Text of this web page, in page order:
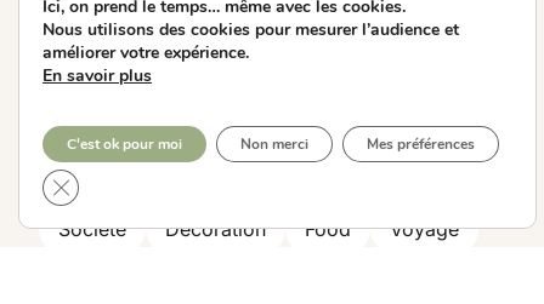
By Mila By Mamzelle Zèbre
Bien-être Vie de couple Maison
Famille
Société Décoration Food Voyage
Ici, on prend le temps… même avec les cookies.
Nous utilisons des cookies pour mesurer l’audience et
améliorer votre expérience.
En savoir plus
C'est ok pour moi Non merci Mes préférences
Fermer la bannière des cookies GDPR